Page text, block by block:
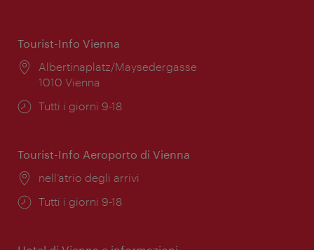
Tourist-Info Vienna
Posizione:
Albertinaplatz/Maysedergasse
1010 Vienna
Orari
Tutti i giorni 9-18
Tourist-Info Aeroporto di Vienna
Posizione:
nell’atrio degli arrivi
Orari
Tutti i giorni 9-18